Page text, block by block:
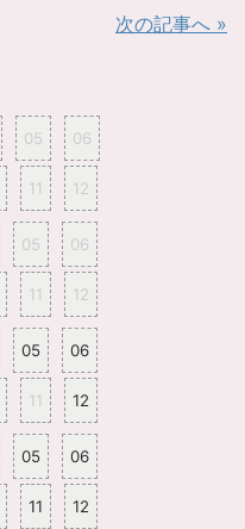
次の記事へ »
05 06
11 12
05 06
11 12
05 06
11 12
05 06
11 12